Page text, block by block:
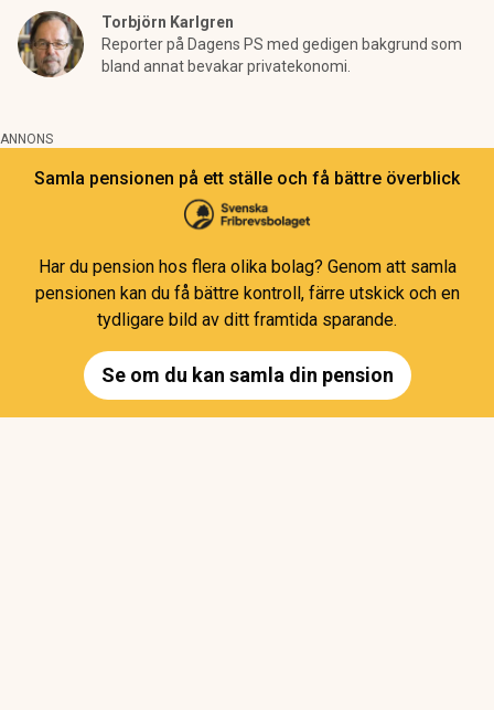
Torbjörn Karlgren
Reporter på Dagens PS med gedigen bakgrund som
bland annat bevakar privatekonomi.
ANNONS
Samla pensionen på ett ställe och få bättre överblick
Har du pension hos flera olika bolag? Genom att samla
pensionen kan du få bättre kontroll, färre utskick och en
tydligare bild av ditt framtida sparande.
Se om du kan samla din pension